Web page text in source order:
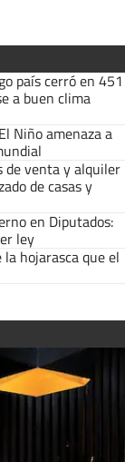
país cerró en 451
a buen clima
Niño amenaza a
de venta y alquiler
de casas y
en Diputados:
ley
hojarasca que el